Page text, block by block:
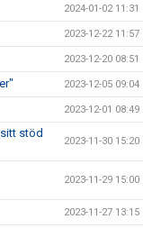
2024-01-02 11:31
2023-12-22 11:57
2023-12-20 08:51
2023-12-05 09:04
2023-12-01 08:49
stöd
2023-11-30 15:20
2023-11-29 15:00
2023-11-27 13:15